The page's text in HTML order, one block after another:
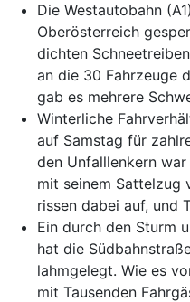
Die Westautobahn
Oberösterreich
dichten
an die 30 Fahrzeuge
gab es mehrere
Winterliche
auf Samstag für
den Unfalllenkern
mit seinem Sattelzug
rissen dabei auf, und
Ein durch den Sturm
hat die
lahmgelegt. Wie es
mit Tausenden